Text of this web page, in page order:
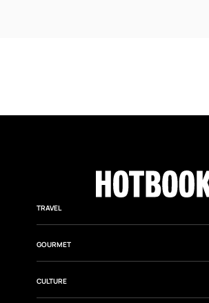
TRAVEL
GOURMET
CULTURE